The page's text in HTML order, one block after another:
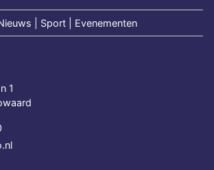
| Sport | Evenementen
1